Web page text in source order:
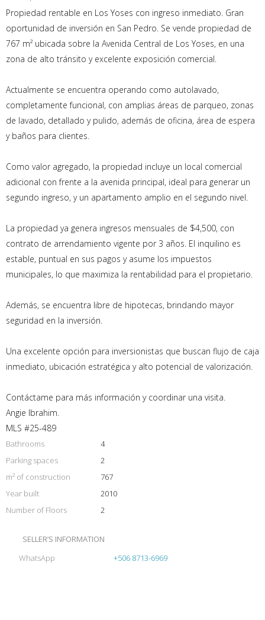
Propiedad rentable en Los Yoses con ingreso inmediato. Gran
oportunidad de inversión en San Pedro. Se vende propiedad de
767 m² ubicada sobre la Avenida Central de Los Yoses, en una
zona de alto tránsito y excelente exposición comercial.
Actualmente se encuentra operando como autolavado,
completamente funcional, con amplias áreas de parqueo, zonas
de lavado, detallado y pulido, además de oficina, área de espera
y baños para clientes.
Como valor agregado, la propiedad incluye un local comercial
adicional con frente a la avenida principal, ideal para generar un
segundo ingreso, y un apartamento amplio en el segundo nivel.
La propiedad ya genera ingresos mensuales de $4,500, con
contrato de arrendamiento vigente por 3 años. El inquilino es
estable, puntual en sus pagos y asume los impuestos
municipales, lo que maximiza la rentabilidad para el propietario.
Además, se encuentra libre de hipotecas, brindando mayor
seguridad en la inversión.
Una excelente opción para inversionistas que buscan flujo de caja
inmediato, ubicación estratégica y alto potencial de valorización.
Contáctame para más información y coordinar una visita.
Angie Ibrahim.
MLS #25-489
Bathrooms
4
Parking spaces
2
m² of construction
767
Year built
2010
Number of Floors
2
SELLER’S INFORMATION
WhatsApp
+506 8713-6969